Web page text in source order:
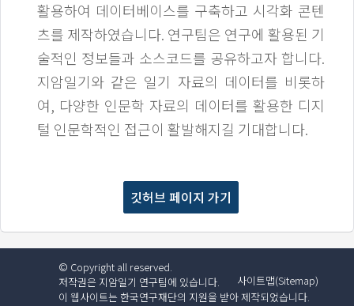
활용하여 데이터베이스를 구축하고 시각화 콘텐
츠를 제작하였습니다. 연구팀은 연구에 활용된 기
술적인 정보들과 소스코드를 공유하고자 합니다.
지암일기와 같은 일기 자료의 데이터를 비롯하
여, 다양한 인문학 자료의 데이터를 활용한 디지
털 인문학적인 접근이 활발해지길 기대합니다.
깃허브 페이지 가기
© Copyright all reserved.
저작권은 지암일기 연구팀에 있습니다.
이 웹사이트는 한국연구재단의 지원을 받아 제작되었습니다.
사이트맵(Sitemap)